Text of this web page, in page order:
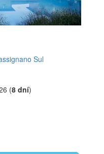
Sul
(8 dní)